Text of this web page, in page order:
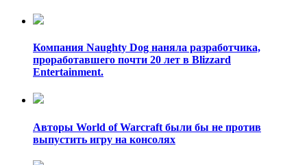
Компания Naughty Dog наняла разработчика,
проработавшего почти 20 лет в Blizzard
Entertainment.
Авторы World of Warcraft были бы не против
выпустить игру на консолях